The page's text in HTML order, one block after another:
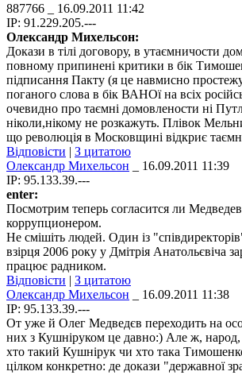
887766 _ 16.09.2011 11:42
IP: 91.229.205.---
Олександр Михельсон:
Докази в тілі договору, в утаємничости
повному припинені критики в бік
підписання Пакту (я це навмисно
поганого слова в бік ВАНОї на всіх
очевидно про таємні домовлености ні
ніколи,нікому не розкажуть. Плівок
що революція в Московщині відкриє
Відповісти | З цитатою
Олександр Михельсон _ 16.09.2011 11:39
IP: 95.133.39.---
enter:
Посмотрим теперь согласится ли Медведев
коррупционером.
Не смішіть людей. Один із
взірця 2006 року у Дмітрія Анатольєвіча
працює радником.
Відповісти | З цитатою
Олександр Михельсон _ 16.09.2011 11:38
IP: 95.133.39.---
От уже й Олег Медведєв переходить на
них з Кушніруком це давно:) Але ж, народ,
хто такий Кушнірук чи хто така
цілком конкретно: де докази "державної